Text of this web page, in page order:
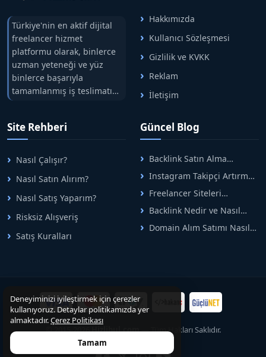
Türkiye'nin en aktif dijital
freelancer hizmet
platformu olarak, binlerce
uzman yeteneği ve yüz
binlerce başarıyla
tamamlanmış iş teslimatını
tek çatıda buluşturuyoruz.
arasındaki süreci risksiz
alışveriş sistemi ile koruyan
ticaretin güvenli
adreslerinden birisidir.
Hakkımızda
Kullanıcı Sözleşmesi
Gizlilik ve KVKK
Reklam
İletişim
Site Rehberi
Nasıl Çalışır?
Nasıl Satın Alırım?
Nasıl Satış Yaparım?
Risksiz Alışveriş
Satış Kuralları
Güncel Blog
Backlink Satın Alma
Rehberi: Güvenli SEO İçin
Doğru Adımlar
Instagram Takipçi Artırma
Yöntemleri: Organik Büyüme
Rehberi
Freelancer Siteleri
Arasında Doğru Seçim Nasıl
Yapılır
Backlink Nedir ve Nasıl
Alınır? Etkili Yöntemler
Domain Alım Satımı Nasıl
© 2015-2026Hizlibul.com— Tüm Hakları Saklıdır.
Deneyiminizi iyileştirmek için çerezler
kullanıyoruz. Detaylar politikamızda yer
almaktadır.Çerez Politikası
Tamam